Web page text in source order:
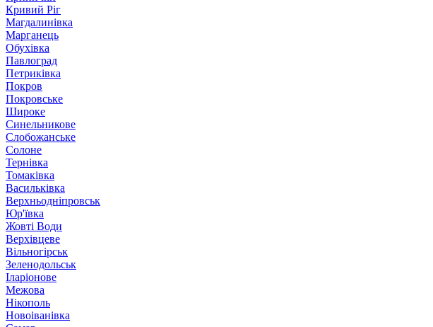
Кривий Ріг
Магдалинівка
Марганець
Обухівка
Павлоград
Петриківка
Покров
Покровське
Широке
Синельникове
Слобожанське
Солоне
Тернівка
Томаківка
Васильківка
Верхньодніпровськ
Юр'ївка
Жовті Води
Верхівцеве
Вільногірськ
Зеленодольськ
Іларіонове
Межова
Нікополь
Новоіванівка